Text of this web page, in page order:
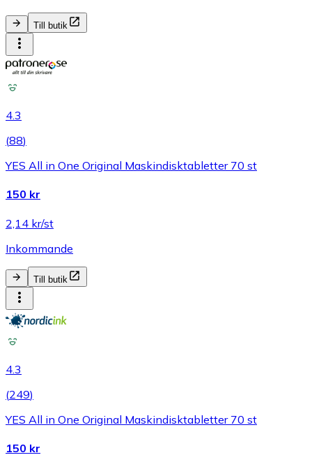
Till butik
4.3
(88)
YES All in One Original Maskindisktabletter 70 st
150 kr
2,14 kr/st
Inkommande
Till butik
4.3
(249)
YES All in One Original Maskindisktabletter 70 st
150 kr